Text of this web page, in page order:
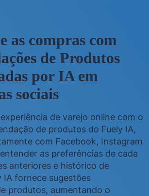
as compras com
de Produtos
por IA em
sociais
de varejo online com o
de produtos do Fuely IA,
com Facebook, Instagram
as preferências de cada
anteriores e histórico de
IA fornece sugestões
produtos, aumentando o